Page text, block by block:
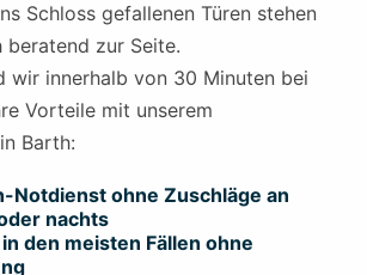
Schloss gefallenen Türen stehen
beratend zur Seite.
wir innerhalb von 30 Minuten bei
Vorteile mit unserem
Barth:
Notdienst ohne Zuschläge an
nachts
den meisten Fällen ohne